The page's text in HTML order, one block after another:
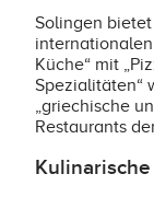
Solingen
Küche“ mit
Spezialitäten“
„griechische
Restaurants